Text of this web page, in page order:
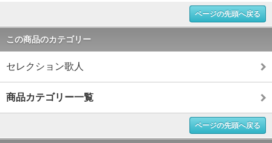
ページの先頭へ戻る
この商品のカテゴリー
セレクション歌人
商品カテゴリー一覧
ページの先頭へ戻る